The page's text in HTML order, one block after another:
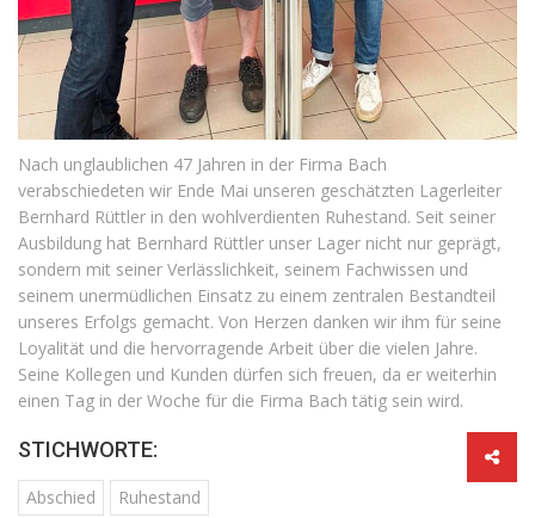
Nach unglaublichen 47 Jahren in der Firma Bach
verabschiedeten wir Ende Mai unseren geschätzten Lagerleiter
Bernhard Rüttler in den wohlverdienten Ruhestand. Seit seiner
Ausbildung hat Bernhard Rüttler unser Lager nicht nur geprägt,
sondern mit seiner Verlässlichkeit, seinem Fachwissen und
seinem unermüdlichen Einsatz zu einem zentralen Bestandteil
unseres Erfolgs gemacht. Von Herzen danken wir ihm für seine
Loyalität und die hervorragende Arbeit über die vielen Jahre.
Seine Kollegen und Kunden dürfen sich freuen, da er weiterhin
einen Tag in der Woche für die Firma Bach tätig sein wird.
STICHWORTE:
Abschied Ruhestand